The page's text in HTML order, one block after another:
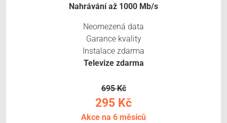
Nahrávání až 1000 Mb/s
Neomezená data
Garance kvality
Instalace zdarma
Televize zdarma
695 Kč
295 Kč
Akce na 6 měsíců